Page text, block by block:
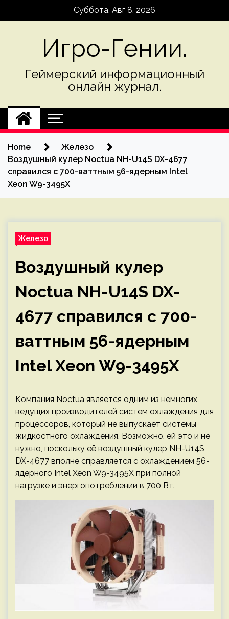
Суббота, Авг 8, 2026
Игро-Гении.
Геймерский информационный
онлайн журнал.
Home
Железо
Воздушный кулер Noctua NH-U14S DX-4677
справился с 700-ваттным 56-ядерным Intel
Xeon W9-3495X
Железо
Воздушный кулер
Noctua NH-U14S DX-
4677 справился с 700-
ваттным 56-ядерным
Intel Xeon W9-3495X
Компания Noctua является одним из немногих
ведущих производителей систем охлаждения для
процессоров, который не выпускает системы
жидкостного охлаждения. Возможно, ей это и не
нужно, поскольку её воздушный кулер NH-U14S
DX-4677 вполне справляется с охлаждением 56-
ядерного Intel Xeon W9-3495X при полной
нагрузке и энергопотреблении в 700 Вт.